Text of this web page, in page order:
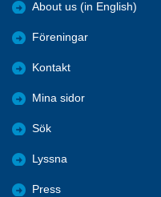
About us (in English)
Föreningar
Kontakt
Mina sidor
Sök
Lyssna
Press